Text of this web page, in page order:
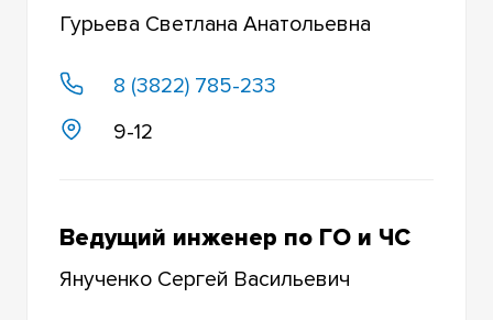
Гурьева Светлана Анатольевна
8 (3822) 785-233
9-12
Ведущий инженер по ГО и ЧС
Янученко Сергей Васильевич